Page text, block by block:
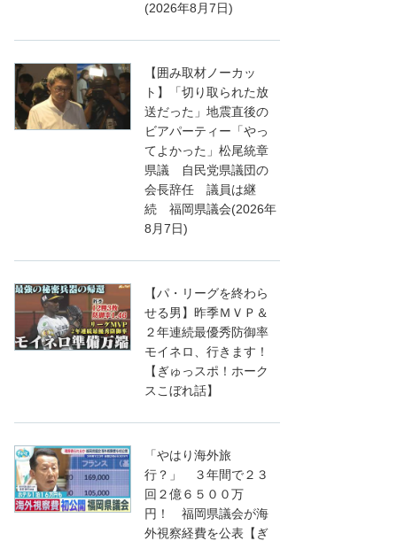
(2026年8月7日)
【囲み取材ノーカッ
ト】「切り取られた放
送だった」地震直後の
ビアパーティー「やっ
てよかった」松尾統章
県議 自民党県議団の
会長辞任 議員は継
続 福岡県議会(2026年
8月7日)
【パ・リーグを終わら
せる男】昨季ＭＶＰ＆
２年連続最優秀防御率
モイネロ、行きます！
【ぎゅっスポ！ホーク
スこぼれ話】
「やはり海外旅
行？」 ３年間で２３
回２億６５００万
円！ 福岡県議会が海
外視察経費を公表【ぎ